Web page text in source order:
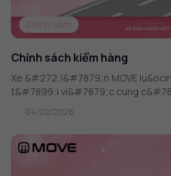
Chính sách kiểm hàng
Xe &#272;i&#7879;n MOVE
t&#7899;i vi&#7879;c cung
04/02/2026